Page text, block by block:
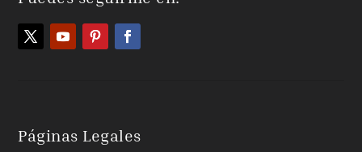
Páginas Legales